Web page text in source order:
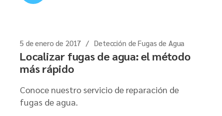
5 de enero de 2017 Detección de Fugas de Agua
Localizar fugas de agua: el método
más rápido
Conoce nuestro servicio de reparación de
fugas de agua.